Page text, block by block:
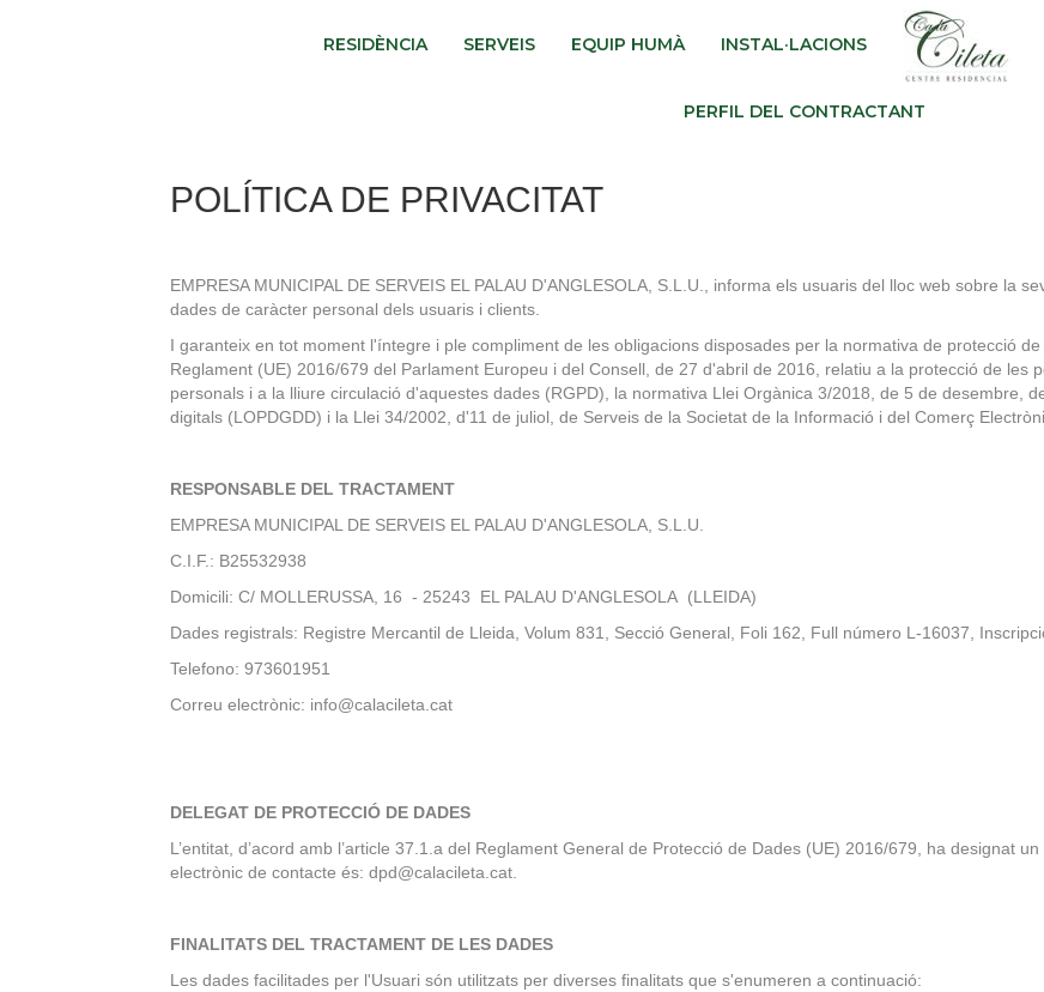
RESIDÈNCIA SERVEIS EQUIP HUMÀ INSTAL·LACIONS
PERFIL DEL CONTRACTANT
POLÍTICA DE PRIVACITAT
EMPRESA MUNICIPAL DE SERVEIS EL PALAU D'ANGLESOLA, S.L.U., informa els usuaris del lloc web sobre la
dades de caràcter personal dels usuaris i clients.
I garanteix en tot moment l'íntegre i ple compliment de les obligacions disposades per la normativa de protecció
Reglament (UE) 2016/679 del Parlament Europeu i del Consell, de 27 d'abril de 2016, relatiu a la protecció de les
personals i a la lliure circulació d'aquestes dades (RGPD), la normativa Llei Orgànica 3/2018, de 5 de desembre,
digitals (LOPDGDD) i la Llei 34/2002, d'11 de juliol, de Serveis de la Societat de la Informació i del Comerç
RESPONSABLE DEL TRACTAMENT
EMPRESA MUNICIPAL DE SERVEIS EL PALAU D'ANGLESOLA, S.L.U.
C.I.F.: B25532938
Domicili: C/ MOLLERUSSA, 16 - 25243 EL PALAU D'ANGLESOLA (LLEIDA)
Dades registrals: Registre Mercantil de Lleida, Volum 831, Secció General, Foli 162, Full número L-16037,
Telefono: 973601951
Correu electrònic: info@calacileta.cat
DELEGAT DE PROTECCIÓ DE DADES
L’entitat, d’acord amb l’article 37.1.a del Reglament General de Protecció de Dades (UE) 2016/679, ha designat
electrònic de contacte és: dpd@calacileta.cat.
FINALITATS DEL TRACTAMENT DE LES DADES
Les dades facilitades per l'Usuari són utilitzats per diverses finalitats que s'enumeren a continuació: